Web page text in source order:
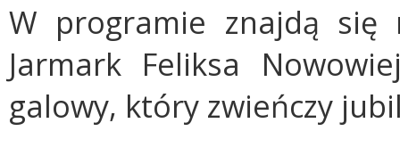
W programie znajdą się
Jarmark Feliksa
galowy, który zwieńczy